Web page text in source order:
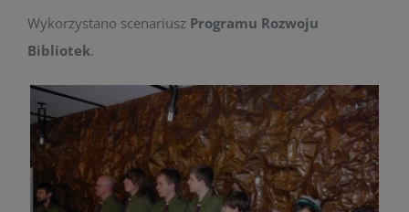
Wykorzystano scenariusz Programu Rozwoju
Bibliotek.